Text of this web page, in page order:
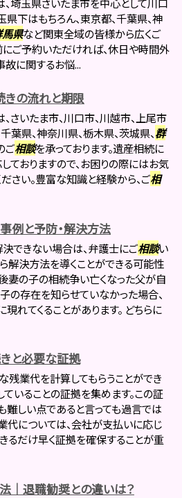
下はもちろん、東京都、千葉県、神
県など関東全域の皆様から広くご
にご予約いただければ、休日や時間外
故に関するお悩...
きの流れと期限
さいたま市、川口市、川越市、上尾市
葉県、神奈川県、栃木県、茨城県、群
ご相談を承っております。遺産相続に
ておりますので、お困りの際にはお気
ださい。豊富な知識と経験から、ご相
例と予防・解決方法
決できない場合は、弁護士にご相談い
解決方法を導くことができる可能性
妻の子の相続争い亡くなった父が自
の存在を知らせていなかった場合、
れてくることがあります。 どちらに
と必要な証拠
残業代を計算してもらうことができ
ていることの証拠を集めます。この証
しい点であると言っても過言では
代については、会社が支払いに応じ
るだけ早く証拠を確保することが重
｜退職勧奨との違いは？